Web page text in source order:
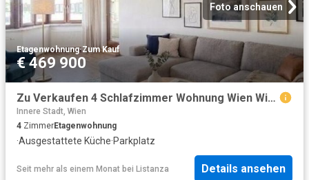
Foto anschauen
Etagenwohnung·Zum Kauf
€ 469 900
Zu Verkaufen 4 Schlafzimmer Wohnung Wien Wien DS103583542
Innere Stadt, Wien
4 ZimmerEtagenwohnung
·Ausgestattete Küche·Parkplatz
Seit mehr als einem Monat bei Listanza Details ansehen